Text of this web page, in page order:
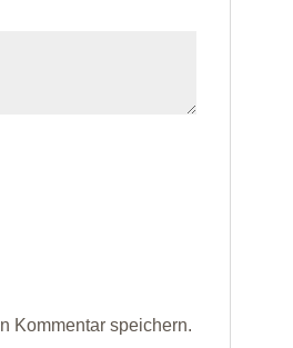
Kommentar speichern.